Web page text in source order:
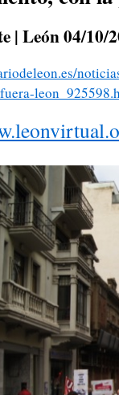
| León 04/10/